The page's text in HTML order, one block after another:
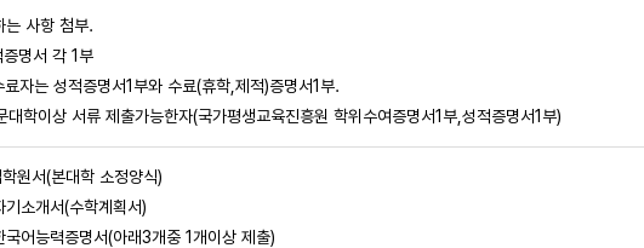
는 사항 첨부.
명서 각 1부
자는 성적증명서1부와 수료(휴학,제적)증명서1부.
학이상 서류 제출가능한자(국가평생교육진흥원 학위수여증명서1부,성적증명서1부)
학원서(본대학 소정양식)
기소개서(수학계획서)
국어능력증명서(아래3개중 1개이상 제출)